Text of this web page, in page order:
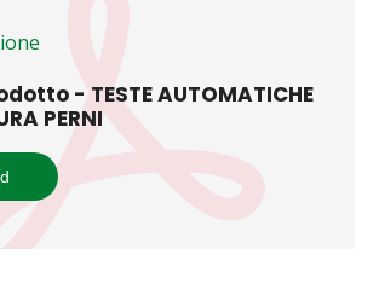
- TESTE AUTOMATICHE
PERNI